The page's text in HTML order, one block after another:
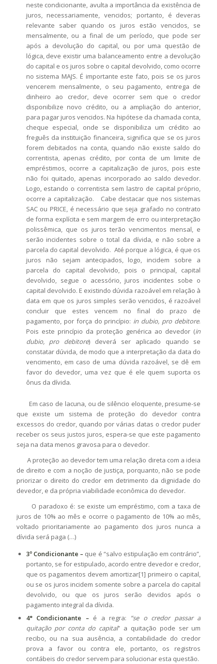
neste condicionante, avulta a importância da existência de
juros, necessariamente, vencidos; portanto, é deveras
relevante saber quando os juros estão vencidos, se
mensalmente, ou a final de um período, que pode ser
após a devolução do capital, ou por uma questão de
lógica, deve existir uma balanceamento entre a devolução
do capital e os juros sobre o capital devolvido, como ocorre
no sistema MAJS. É importante este fato, pois se os juros
vencerem mensalmente, o seu pagamento, entrega de
dinheiro ao credor, deve ocorrer sem que o credor
disponibilize novo crédito, ou a ampliação do anterior,
para pagar juros vencidos. Na hipótese da chamada conta,
cheque especial, onde se disponibiliza um crédito ao
freguês da instituição financeira, significa que se os juros
forem debitados na conta, quando não existe saldo do
correntista, apenas crédito, por conta de um limite de
empréstimos, ocorre a capitalização de juros, pois este
não foi quitado, apenas incorporado ao saldo devedor.
Logo, estando o correntista sem lastro de capital próprio,
ocorre a capitalização. Cabe destacar que nos sistemas
SAC ou PRICE, é necessário que seja grafado no contrato
de forma explícita e sem margem de erro ou interpretação
polissêmica, que os juros terão vencimentos mensal, e
serão incidentes sobre o total da dívida, e não sobre a
parcela do capital devolvido. Até porque a lógica, é que os
juros não sejam antecipados, logo, incidem sobre a
parcela do capital devolvido, pois o principal, capital
devolvido, segue o acessório, juros incidentes sobe o
capital devolvido. E existindo dúvida razoável em relação à
data em que os juros simples serão vencidos, é razoável
concluir que estes vencem no final do prazo de
pagamento, por força do princípio: in dubio, pro debitore.
Pois este princípio da proteção genérica ao devedor (in
dubio, pro debitore) deverá ser aplicado quando se
constatar dúvida, de modo que a interpretação da data do
vencimento, em caso de uma dúvida razoável, se dê em
favor do devedor, uma vez que é ele quem suporta os
ônus da dívida.
Em caso de lacuna, ou de silêncio eloquente, presume-se
que existe um sistema de proteção do devedor contra
excessos do credor, quando por várias datas o credor puder
receber os seus justos juros, espera-se que este pagamento
seja na data menos gravosa para o devedor.
A proteção ao devedor tem uma relação direta com a ideia
de direito e com a noção de justiça, porquanto, não se pode
priorizar o direito do credor em detrimento da dignidade do
devedor, e da própria viabilidade econômica do devedor.
O paradoxo é: se existe um empréstimo, com a taxa de
juros de 10% ao mês e ocorre o pagamento de 10% ao mês,
voltado prioritariamente ao pagamento dos juros nunca a
dívida será paga (…)
3º Condicionante – que é “salvo estipulação em contrário”,
portanto, se for estipulado, acordo entre devedor e credor,
que os pagamentos devem amortizar[1] primeiro o capital,
ou se os juros incidem somente sobre a parcela do capital
devolvido, ou que os juros serão devidos após o
pagamento integral da dívida.
4° Condicionante – é a regra: “se o credor passar a
quitação por conta do capital” a quitação pode ser um
recibo, ou na sua ausência, a contabilidade do credor
prova a favor ou contra ele, portanto, os registros
contábeis do credor servem para solucionar esta questão.